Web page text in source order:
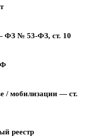
ФЗ № 53-ФЗ, ст. 10
/ мобилизации — ст.
реестр